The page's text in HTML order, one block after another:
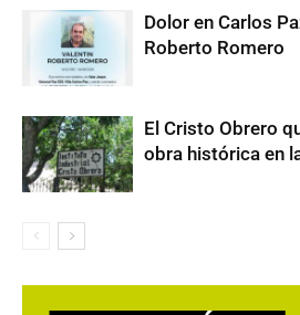
Dolor en Carlos
Roberto Romero
El Cristo Obrero
obra histórica en